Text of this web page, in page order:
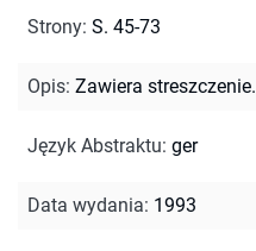
Strony: S. 45-73
Opis: Zawiera streszczenie.
Język Abstraktu: ger
Data wydania: 1993